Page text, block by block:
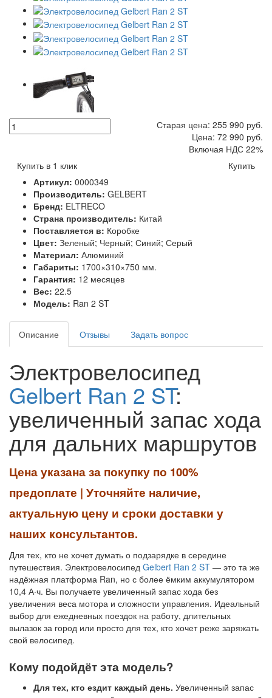
Старая цена: 255 990 руб.
Цена: 72 990 руб.
Включая НДС 22%
Купить в 1 клик
Купить
Артикул: 0000349
Производитель: GELBERT
Бренд: ELTRECO
Страна производитель: Китай
Поставляется в: Коробке
Цвет: Зеленый; Черный; Синий; Серый
Материал: Алюминий
Габариты: 1700×310×750 мм.
Гарантия: 12 месяцев
Вес: 22.5
Модель: Ran 2 ST
Описание Отзывы Задать вопрос
Электровелосипед
Gelbert Ran 2 ST:
увеличенный запас хода
для дальних маршрутов
Цена указана за покупку по 100%
предоплате | Уточняйте наличие,
актуальную цену и сроки доставки у
наших консультантов.
Для тех, кто не хочет думать о подзарядке в середине
путешествия. Электровелосипед Gelbert Ran 2 ST — это та же
надёжная платформа Ran, но с более ёмким аккумулятором
10,4 А·ч. Вы получаете увеличенный запас хода без
увеличения веса мотора и сложности управления. Идеальный
выбор для ежедневных поездок на работу, длительных
вылазок за город или просто для тех, кто хочет реже заряжать
свой велосипед.
Кому подойдёт эта модель?
Для тех, кто ездит каждый день. Увеличенный запас